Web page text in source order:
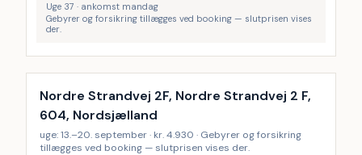
Uge 37 · ankomst mandag
Gebyrer og forsikring tillægges ved booking — slutprisen vises
der.
Nordre Strandvej 2F, Nordre Strandvej 2 F,
604, Nordsjælland
uge: 13.–20. september · kr. 4.930 · Gebyrer og forsikring
tillægges ved booking — slutprisen vises der.